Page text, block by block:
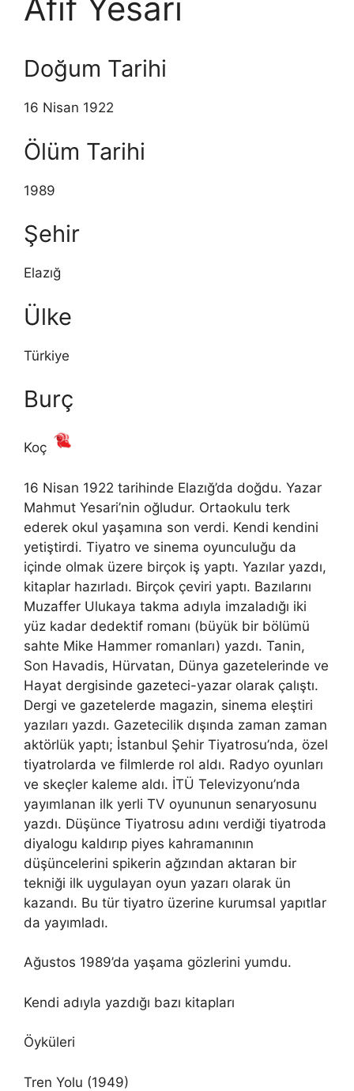
Afif Yesari
Doğum Tarihi
16 Nisan 1922
Ölüm Tarihi
1989
Şehir
Elazığ
Ülke
Türkiye
Burç
Koç
16 Nisan 1922 tarihinde Elazığ’da doğdu. Yazar
Mahmut Yesari’nin oğludur. Ortaokulu terk
ederek okul yaşamına son verdi. Kendi kendini
yetiştirdi. Tiyatro ve sinema oyunculuğu da
içinde olmak üzere birçok iş yaptı. Yazılar yazdı,
kitaplar hazırladı. Birçok çeviri yaptı. Bazılarını
Muzaffer Ulukaya takma adıyla imzaladığı iki
yüz kadar dedektif romanı (büyük bir bölümü
sahte Mike Hammer romanları) yazdı. Tanin,
Son Havadis, Hürvatan, Dünya gazetelerinde ve
Hayat dergisinde gazeteci-yazar olarak çalıştı.
Dergi ve gazetelerde magazin, sinema eleştiri
yazıları yazdı. Gazetecilik dışında zaman zaman
aktörlük yaptı; İstanbul Şehir Tiyatrosu’nda, özel
tiyatrolarda ve filmlerde rol aldı. Radyo oyunları
ve skeçler kaleme aldı. İTÜ Televizyonu’nda
yayımlanan ilk yerli TV oyununun senaryosunu
yazdı. Düşünce Tiyatrosu adını verdiği tiyatroda
diyalogu kaldırıp piyes kahramanının
düşüncelerini spikerin ağzından aktaran bir
tekniği ilk uygulayan oyun yazarı olarak ün
kazandı. Bu tür tiyatro üzerine kurumsal yapıtlar
da yayımladı.
Ağustos 1989’da yaşama gözlerini yumdu.
Kendi adıyla yazdığı bazı kitapları
Öyküleri
Tren Yolu (1949)